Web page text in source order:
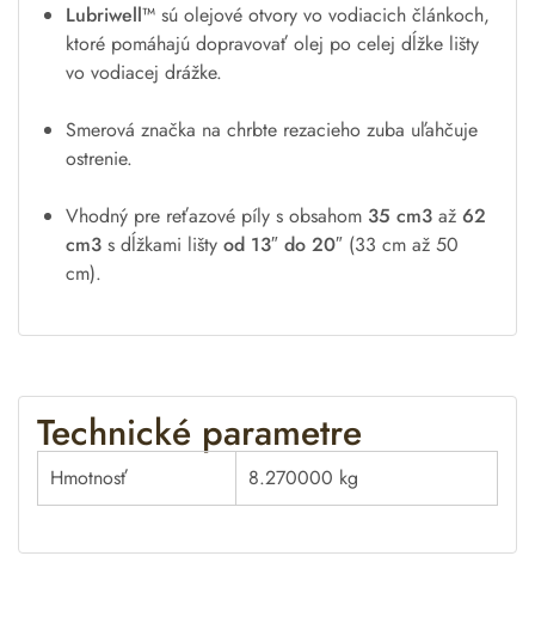
Lubriwell™ sú olejové otvory vo vodiacich článkoch,
ktoré pomáhajú dopravovať olej po celej dĺžke lišty
vo vodiacej drážke.
Smerová značka na chrbte rezacieho zuba uľahčuje
ostrenie.
Vhodný pre reťazové píly s obsahom 35 cm3 až 62
cm3 s dĺžkami lišty od 13″ do 20″ (33 cm až 50
cm).
Technické parametre
Hmotnosť 8.270000 kg